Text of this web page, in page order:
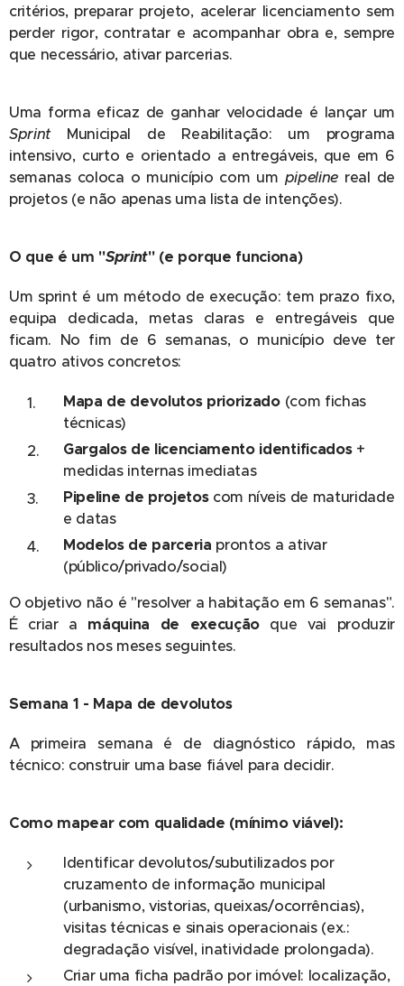
critérios, preparar projeto, acelerar licenciamento sem
perder rigor, contratar e acompanhar obra e, sempre
que necessário, ativar parcerias.
Uma forma eficaz de ganhar velocidade é lançar um
SprintMunicipal de Reabilitação: um programa
intensivo, curto e orientado a entregáveis, que em 6
semanas coloca o município com um pipeline real de
projetos (e não apenas uma lista de intenções).
O que é um "Sprint" (e porque funciona)
Um sprint é um método de execução: tem prazo fixo,
equipa dedicada, metas claras e entregáveis que
ficam. No fim de 6 semanas, o município deve ter
quatro ativos concretos:
Mapa de devolutos priorizado(com fichas
técnicas)
Gargalos de licenciamento identificados+
medidas internas imediatas
Pipeline de projetoscom níveis de maturidade
e datas
Modelos de parceria prontos a ativar
(público/privado/social)
O objetivo não é "resolver a habitação em 6 semanas".
É criar a máquina de execuçãoque vai produzir
resultados nos meses seguintes.
Semana 1 - Mapa de devolutos
A primeira semana é de diagnóstico rápido, mas
técnico: construir uma base fiável para decidir.
Como mapear com qualidade (mínimo viável):
Identificar devolutos/subutilizados por
cruzamento de informação municipal
(urbanismo, vistorias, queixas/ocorrências),
visitas técnicas e sinais operacionais (ex.:
degradação visível, inatividade prolongada).
Criar uma ficha padrão por imóvel: localização,